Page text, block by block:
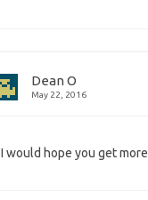
Dean O
May 22, 2016
I would hope you get